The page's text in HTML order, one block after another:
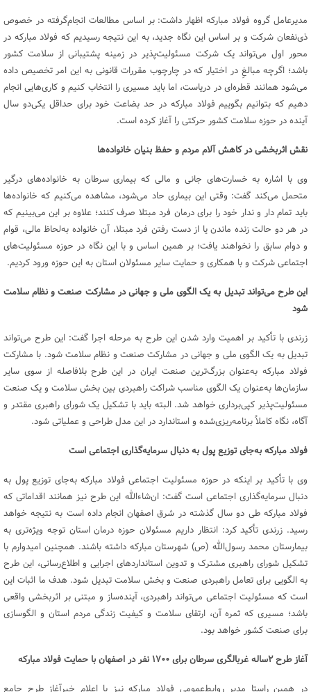
مدیرعامل گروه فولاد مبارکه اظهار داشت: بر اساس مطالعات انجام‌گرفته در خصوص
ذی‌نفعان شرکت و بر اساس این نگاه جدید، به این نتیجه رسیدیم که فولاد مبارکه در
محور اول می‌تواند یک شرکت مسئولیت‌پذیر در زمینه پشتیبانی از سلامت کشور
باشد؛ اگرچه مبالغِ در اختیار که در چارچوب مقررات قانونی به این امر تخصیص داده
می‌شود همانند قطره‌ای در دریاست، اما باید مسیری را انتخاب کنیم و کاری‌هایی انجام
دهیم که بتوانیم بگوییم فولاد مبارکه در حد بضاعت خود برای حداقل یکی‌دو سال
آینده در حوزه سلامت کشور حرکتی را آغاز کرده است.
نقش اثربخشی در کاهش آلام مردم و حفظ بنیان خانواده‌ها
وی با اشاره به خسارت‌های جانی و مالی که بیماری سرطان به خانواده‌های درگیر
متحمل می‌کند گفت: وقتی این بیماری حاد می‌شود، مشاهده می‌کنیم که خانواده‌ها
باید تمام دار و ندار خود را برای درمان فرد مبتلا صرف کنند؛ علاوه بر این می‌بینیم که
در هر دو حالت زنده ماندن یا از دست رفتن فرد مبتلا، آن خانواده به‌لحاظ مالی، قوام
و دوام سابق را نخواهند یافت؛ بر همین اساس و با این نگاه در حوزه مسئولیت‌های
اجتماعی شرکت و با همکاری و حمایت سایر مسئولان استان به این حوزه ورود کردیم.
این طرح می‌تواند تبدیل به یک الگوی ملی و جهانی در مشارکت صنعت و نظام سلامت
شود
زرندی با تأکید بر اهمیت وارد شدن این طرح به مرحله اجرا گفت: این طرح می‌تواند
تبدیل به یک الگوی ملی و جهانی در مشارکت صنعت و نظام سلامت شود. با مشارکت
فولاد مبارکه به‌عنوان بزرگ‌ترین صنعت ایران در این طرح بلافاصله از سوی سایر
سازمان‌ها به‌عنوان یک الگوی مناسب شراکت راهبردی بین بخش سلامت و یک صنعت
مسئولیت‌پذیر کپی‌برداری خواهد شد. البته باید با تشکیل یک شورای راهبری مقتدر و
آگاه، نگاه کاملاً برنامه‌ریزی‌شده و استاندارد در این مدل طراحی و عملیاتی شود.
فولاد مبارکه به‌جای توزیع پول به دنبال سرمایه‌گذاری اجتماعی است
وی با تأکید بر اینکه در حوزه مسئولیت اجتماعی فولاد مبارکه به‌جای توزیع پول به
دنبال سرمایه‌گذاری اجتماعی است گفت: ان‌شاءالله این طرح نیز همانند اقداماتی که
فولاد مبارکه طی دو سال گذشته در شرق اصفهان انجام داده است به نتیجه خواهد
رسید. زرندی تأکید کرد: انتظار داریم مسئولان حوزه درمان استان توجه ویژه‌تری به
بیمارستان محمد رسول‌الله (ص) شهرستان مبارکه داشته باشند. همچنین امیدوارم با
تشکیل شورای راهبری مشترک و تدوین استانداردهای اجرایی و اطلاع‌رسانی، این طرح
به الگویی برای تعامل راهبردی صنعت و بخش سلامت تبدیل شود. هدف ما اثبات این
است که مسئولیت اجتماعی می‌تواند راهبردی، آینده‌ساز و مبتنی بر اثربخشی واقعی
باشد؛ مسیری که ثمره آن، ارتقای سلامت و کیفیت زندگی مردم استان و الگوسازی
برای صنعت کشور خواهد بود.
آغاز طرح۲ساله غربالگری سرطان برای۱۷۰۰نفر در اصفهان با حمایت فولاد مبارکه
در همین راستا مدیر روابط‌عمومی فولاد مبارکه نیز با اعلام خبرآغاز طرح جامع